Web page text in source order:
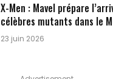
X-Men : Mavel prépare
célèbres mutants dans le
23 juin 2026